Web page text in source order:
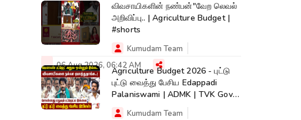
விவசாயிகளின் நண்பன்"வேற லெவல்
அறிவிப்பு.. | Agriculture Budget |
#shorts
Kumudam Team
06 Aug 2026, 06:42 AMAgriculture Budget 2026 - புட்டு
புட்டு வைத்து பேசிய Edappadi
Palaniswami | ADMK | TVK Govt |
Budget
Kumudam Team